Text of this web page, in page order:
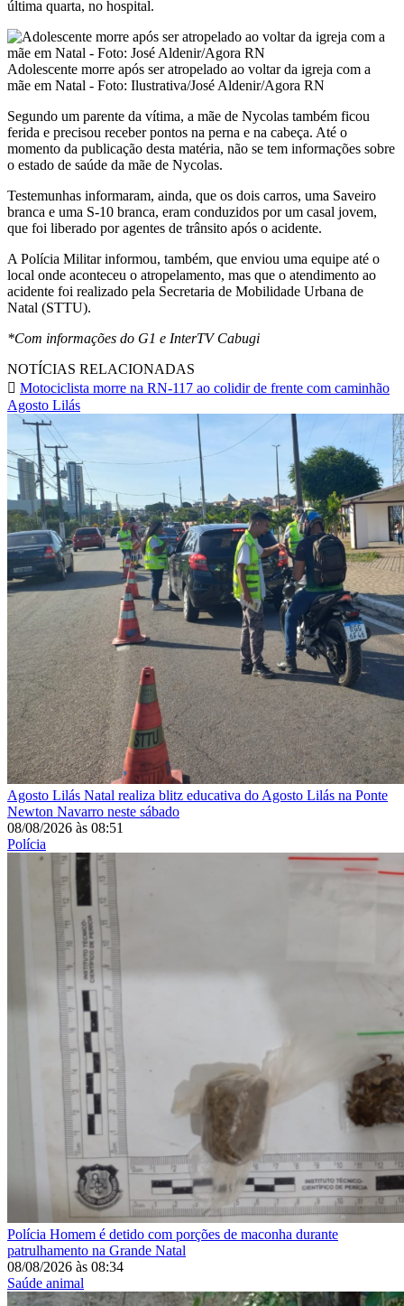
última quarta, no hospital.
Adolescente morre após ser atropelado ao voltar da igreja com a
mãe em Natal - Foto: Ilustrativa/José Aldenir/Agora RN
Segundo um parente da vítima, a mãe de Nycolas também ficou
ferida e precisou receber pontos na perna e na cabeça. Até o
momento da publicação desta matéria, não se tem informações sobre
o estado de saúde da mãe de Nycolas.
Testemunhas informaram, ainda, que os dois carros, uma Saveiro
branca e uma S-10 branca, eram conduzidos por um casal jovem,
que foi liberado por agentes de trânsito após o acidente.
A Polícia Militar informou, também, que enviou uma equipe até o
local onde aconteceu o atropelamento, mas que o atendimento ao
acidente foi realizado pela Secretaria de Mobilidade Urbana de
Natal (STTU).
*Com informações do G1 e InterTV Cabugi
NOTÍCIAS RELACIONADAS
Motociclista morre na RN-117 ao colidir de frente com caminhão
Agosto Lilás
Agosto Lilás Natal realiza blitz educativa do Agosto Lilás na Ponte
Newton Navarro neste sábado
08/08/2026 às 08:51
Polícia
Polícia Homem é detido com porções de maconha durante
patrulhamento na Grande Natal
08/08/2026 às 08:34
Saúde animal